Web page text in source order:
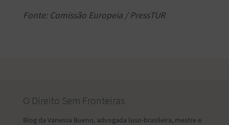
Fonte: Comissão Europeia / PressTUR
O Direito Sem Fronteiras
Blog da Vanessa Bueno, advogada luso-brasileira, mestre e